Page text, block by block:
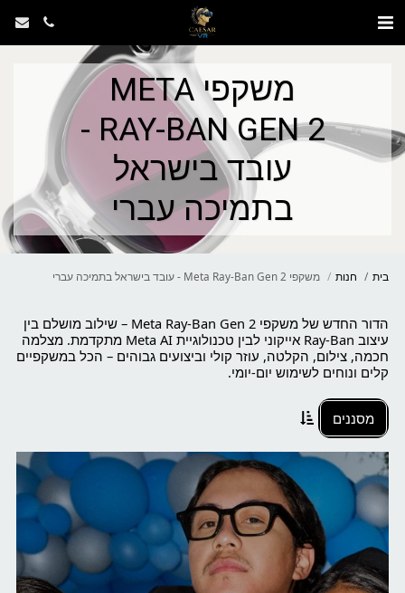
משקפי META
RAY-BAN GEN 2 -
עובד בישראל
בתמיכה עברי
בית חנות משקפי Meta Ray-Ban Gen 2 - עובד בישראל בתמיכה עברי
הדור החדש של משקפי Meta Ray-Ban Gen 2 – שילוב מושלם בין
עיצוב Ray-Ban אייקוני לבין טכנולוגיית Meta AI מתקדמת. מצלמה
חכמה, צילום, הקלטה, עוזר קולי וביצועים גבוהים – הכל במשקפיים
קלים ונוחים לשימוש יום-יומי.
מסננים